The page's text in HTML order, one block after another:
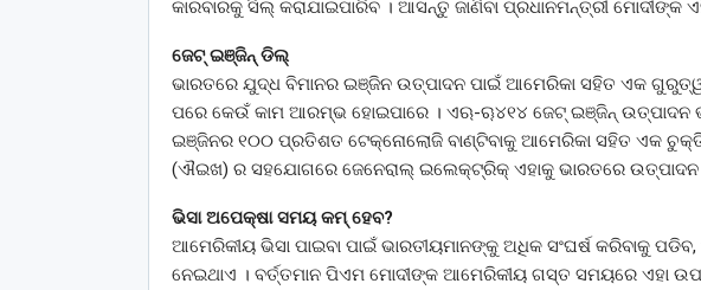
କାରବାରକୁ ସିଲ୍ କରାଯାଇପାରିବ । ଆସନ୍ତୁ ଜାଣିବା ପ୍ରଧାନମନ୍ତ୍ରୀ ମୋଦୀଙ୍କ
ଜେଟ୍ ଇଞ୍ଜିନ୍ ଡିଲ୍
ଭାରତରେ ଯୁଦ୍ଧ ବିମାନର ଇଞ୍ଜିନ ଉତ୍ପାଦନ ପାଇଁ ଆମେରିକା ସହିତ ଏକ
ପରେ କେଉଁ କାମ ଆରମ୍ଭ ହୋଇପାରେ । ଏଋ-ୠ୪୧୪ ଜେଟ୍ ଇଞ୍ଜିନ୍ ଉତ୍ପାଦନ
ଇଞ୍ଜିନର ୧୦୦ ପ୍ରତିଶତ ଟେକ୍ନୋଲୋଜି ବାଣ୍ଟିବାକୁ ଆମେରିକା ସହିତ ଏକ
(ଐଇଖ) ର ସହଯୋଗରେ ଜେନେରାଲ୍ ଇଲେକ୍ଟ୍ରିକ୍ ଏହାକୁ ଭାରତରେ ଉତ୍ପାଦନ
ଭିସା ଅପେକ୍ଷା ସମୟ କମ୍ ହେବ?
ଆମେରିକୀୟ ଭିସା ପାଇବା ପାଇଁ ଭାରତୀୟମାନଙ୍କୁ ଅଧିକ ସଂଘର୍ଷ କରିବାକୁ
ନେଇଥାଏ । ବର୍ତ୍ତମାନ ପିଏମ ମୋଦୀଙ୍କ ଆମେରିକୀୟ ଗସ୍ତ ସମୟରେ ଏହା